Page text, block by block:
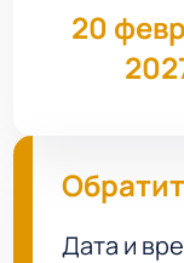
20
Дата и